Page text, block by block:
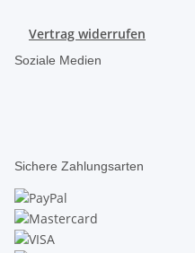
Vertrag widerrufen
Soziale Medien
Sichere Zahlungsarten